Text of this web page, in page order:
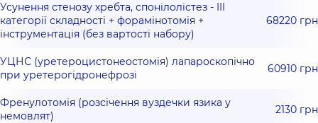
Усунення стенозу хребта, спонілолістез - III
категорії складності + форамінотомія +
інструментація (без вартості набору)
68220 грн
УЦНС (уретероцистонеостомія) лапароскопічно
при уретерогідронефрозі
60910 грн
Френулотомія (розсічення вуздечки язика у
немовлят)
2130 грн